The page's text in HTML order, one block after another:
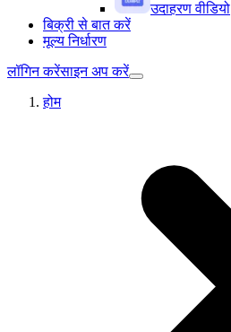
उदाहरण वीडियो
बिक्री से बात करें
मूल्य निर्धारण
लॉगिन करेंसाइन अप करें
होम